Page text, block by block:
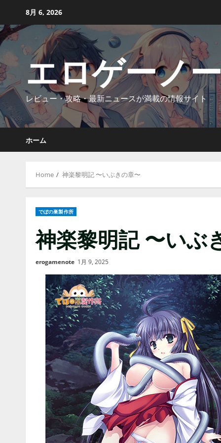
content
8月 6, 2026
エロゲーノ
レビュー・攻略・最新ニュースが満載の情報サイト
ホーム
Home 神楽黎明記 〜いぶきの章〜
でぼの巣製作所
神楽黎明記 〜いぶ
erogamenote 1月 9, 2025